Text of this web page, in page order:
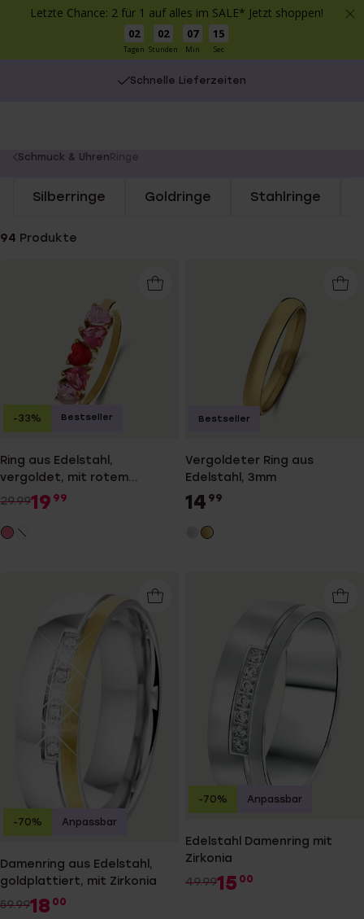
Letzte Chance: 2 für 1 auf alles im SALE* Jetzt shoppen!
02
Tagen
02
Stunden
07
Min
14
Sec
Schnelle Lieferzeiten
Kostenlose Lieferung ab €49
You
here:
Schmuck & Uhren Ringe
Silberringe Goldringe Stahlringe
94 Produkte
Ring aus Edelstahl,
vergoldet, mit rotem
Zirkonia, Herz
29.9919 99
-33% Bestseller
Vergoldeter Ring aus
Edelstahl, 3mm
14 99
Bestseller
Damenring aus Edelstahl,
goldplattiert, mit Zirkonia
59.9918 00
-70% Anpassbar
Edelstahl Damenring mit
Zirkonia
49.9915 00
-70% Anpassbar